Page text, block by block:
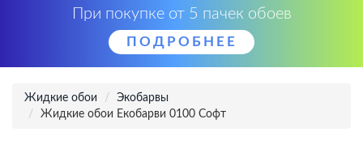
При покупке от 5 пачек обоев
ПОДРОБНЕЕ
Жидкие обои
Экобарвы
Жидкие обои Екобарви 0100 Софт